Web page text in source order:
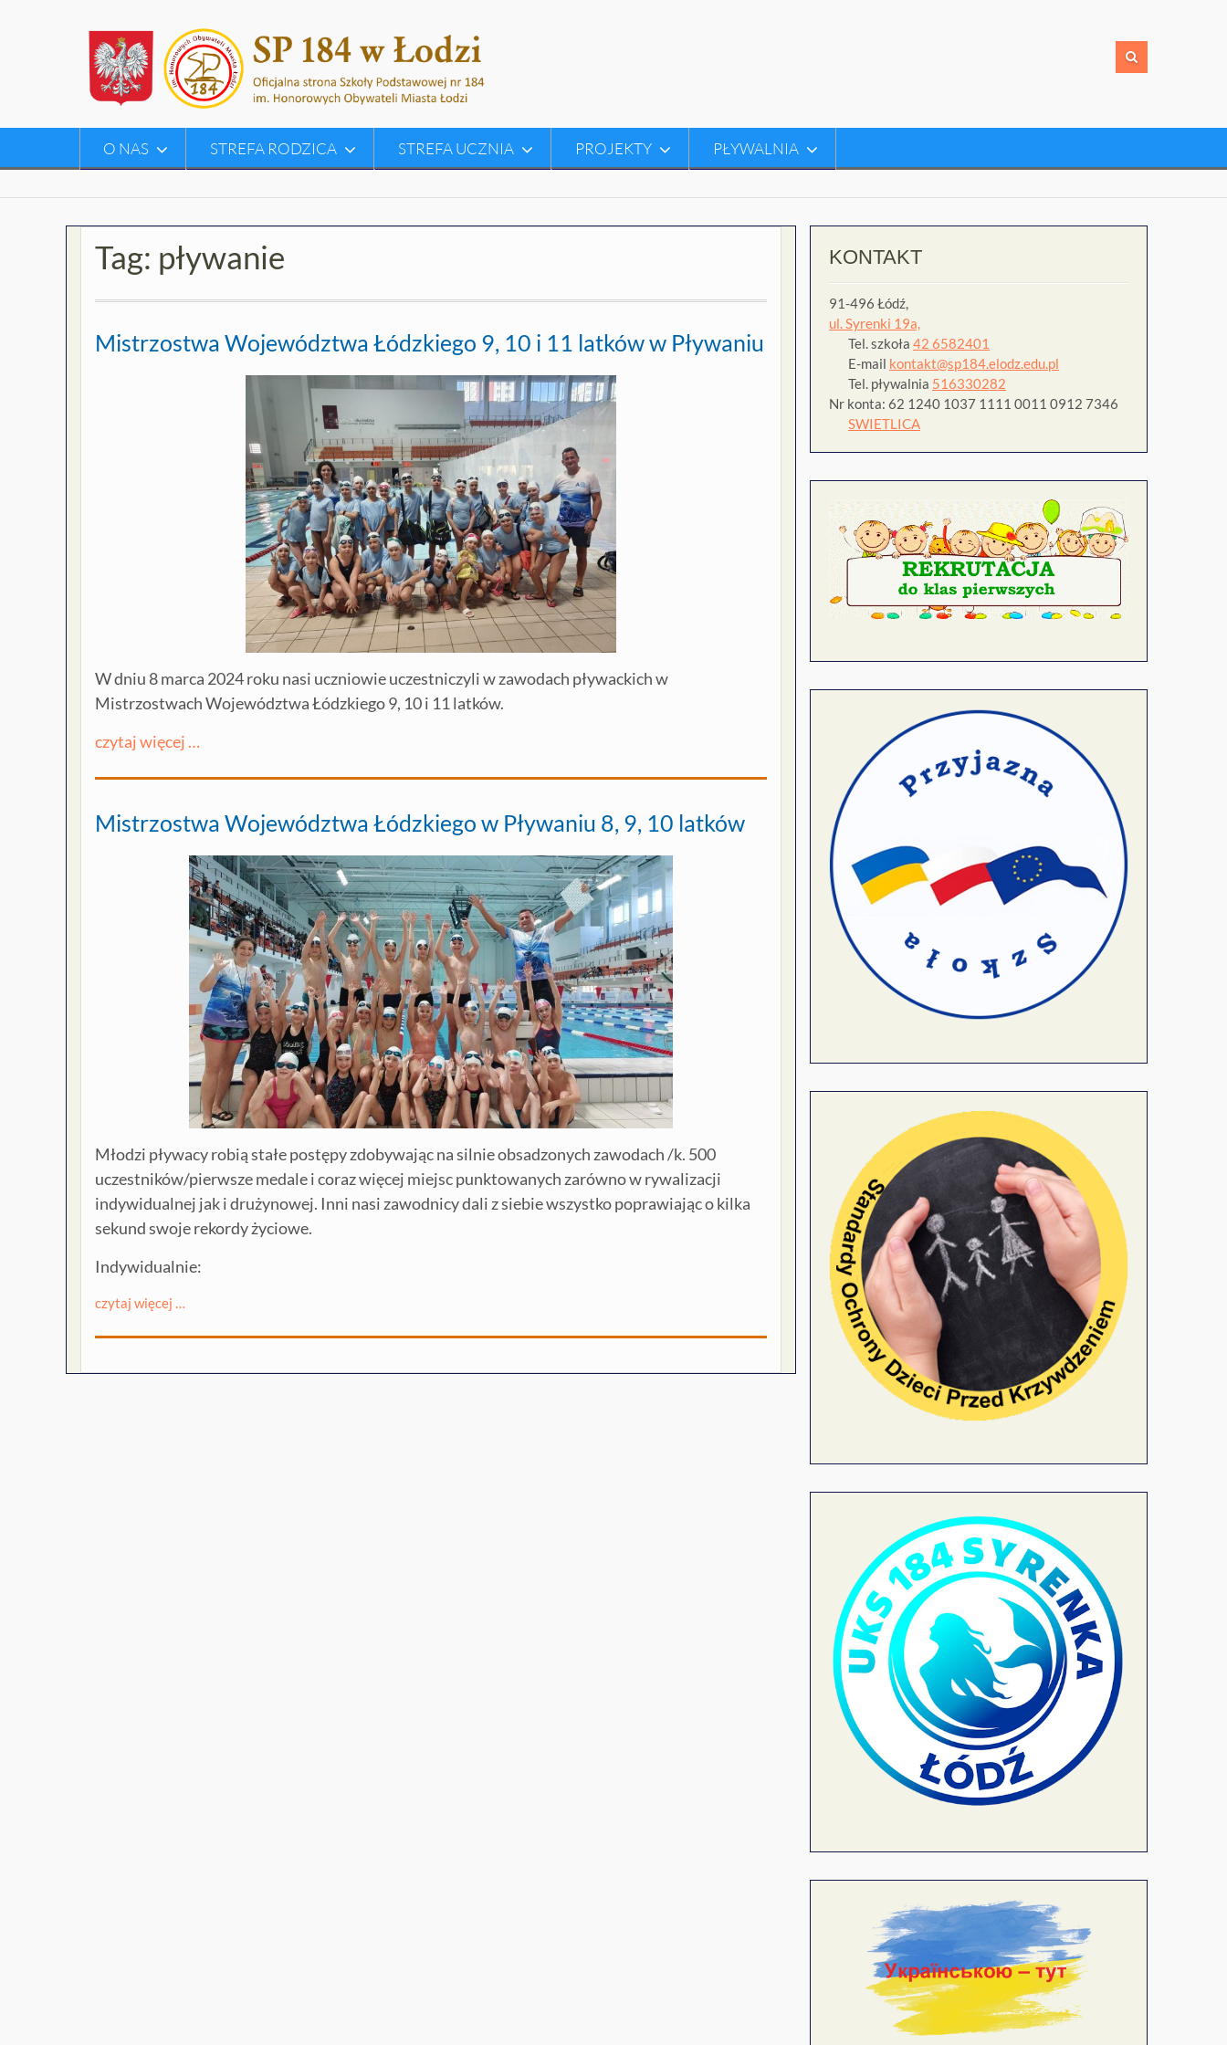
O NAS STREFA RODZICA STREFA UCZNIA PROJEKTY PŁYWALNIA
Tag: pływanie
Mistrzostwa Województwa Łódzkiego 9, 10 i 11 latków w Pływaniu
W dniu 8 marca 2024 roku nasi uczniowie uczestniczyli w zawodach pływackich w
Mistrzostwach Województwa Łódzkiego 9, 10 i 11 latków.
czytaj więcej …
Mistrzostwa Województwa Łódzkiego w Pływaniu 8, 9, 10 latków
Młodzi pływacy robią stałe postępy zdobywając na silnie obsadzonych zawodach /k. 500
uczestników/pierwsze medale i coraz więcej miejsc punktowanych zarówno w rywalizacji
indywidualnej jak i drużynowej. Inni nasi zawodnicy dali z siebie wszystko poprawiając o kilka
sekund swoje rekordy życiowe.
Indywidualnie:
czytaj więcej …
KONTAKT
91-496 Łódź,
ul. Syrenki 19a,
Tel. szkoła 42 6582401
E-mail kontakt@sp184.elodz.edu.pl
Tel. pływalnia 516330282
Nr konta: 62 1240 1037 1111 0011 0912 7346
SWIETLICA